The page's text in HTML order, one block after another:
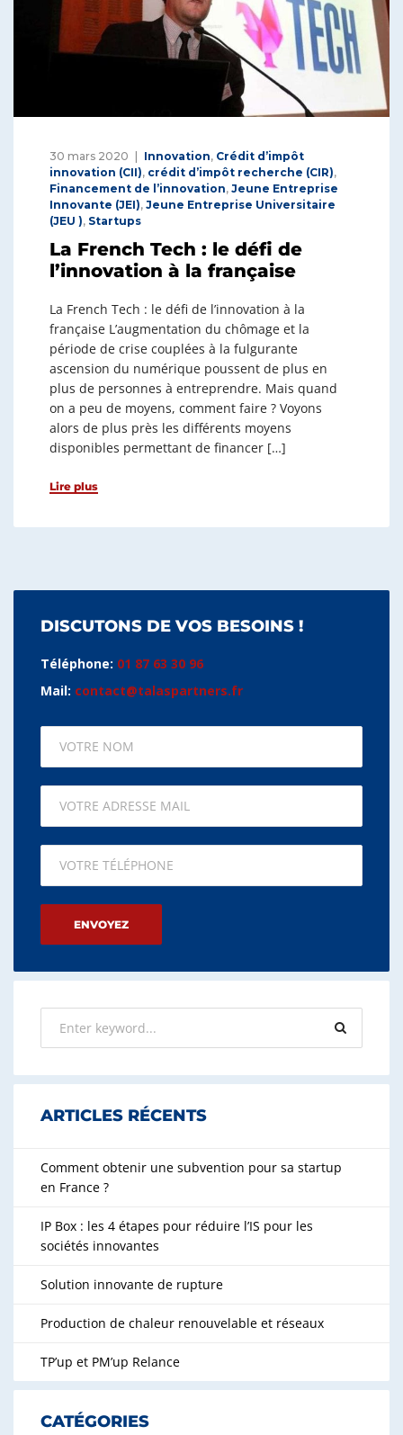
30 mars 2020 Innovation, Crédit d’impôt
innovation (CII), crédit d’impôt recherche (CIR),
Financement de l’innovation, Jeune Entreprise
Innovante (JEI), Jeune Entreprise Universitaire
(JEU ), Startups
La French Tech : le défi de
l’innovation à la française
La French Tech : le défi de l’innovation à la
française L’augmentation du chômage et la
période de crise couplées à la fulgurante
ascension du numérique poussent de plus en
plus de personnes à entreprendre. Mais quand
on a peu de moyens, comment faire ? Voyons
alors de plus près les différents moyens
disponibles permettant de financer […]
Lire plus
DISCUTONS DE VOS BESOINS !
Téléphone: 01 87 63 30 96
Mail: contact@talaspartners.fr
Please leave this field empty.
ARTICLES RÉCENTS
Comment obtenir une subvention pour sa startup
en France ?
IP Box : les 4 étapes pour réduire l’IS pour les
sociétés innovantes
Solution innovante de rupture
Production de chaleur renouvelable et réseaux
TP’up et PM’up Relance
CATÉGORIES